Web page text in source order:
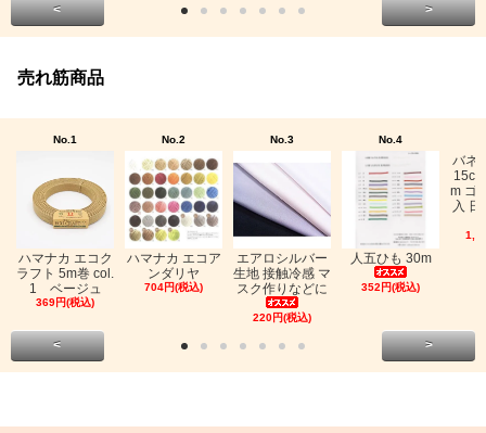
< >
売れ筋商品
No.1
ハマナカ エコク
ラフト 5m巻 col.
1 ベージュ
369円(税込)
No.2
ハマナカ エコア
ンダリヤ
704円(税込)
No.3
エアロシルバー
生地 接触冷感 マ
スク作りなどに
220円(税込)
No.4
人五ひも 30m
352円(税込)
バネ
m ゴ
入
< >